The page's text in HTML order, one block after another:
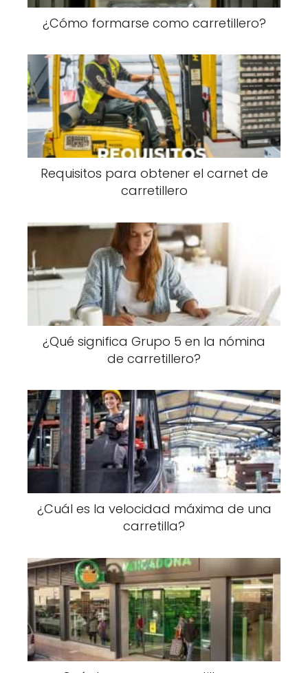
¿Cómo formarse como carretillero?
Requisitos para obtener el carnet de
carretillero
¿Qué significa Grupo 5 en la nómina
de carretillero?
¿Cuál es la velocidad máxima de una
carretilla?